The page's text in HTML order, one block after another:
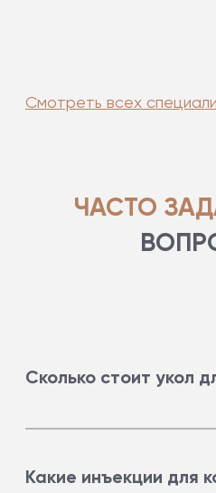
Смотреть всех
ЧАСТО
Сколько стоит укол
количества.
Какие инъекции для